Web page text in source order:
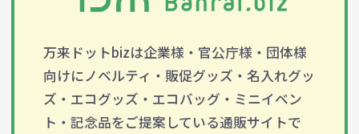
万来ドットbizは企業様・官公庁様・団体様
向けにノベルティ・販促グッズ・名入れグッ
ズ・エコグッズ・エコバッグ・ミニイベン
ト・記念品をご提案している通販サイトで